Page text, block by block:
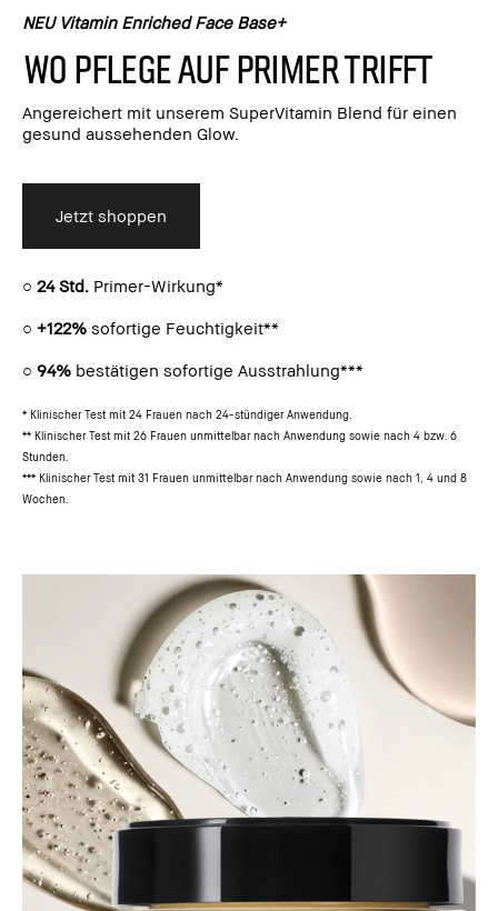
NEU Vitamin Enriched Face Base+
Wo Pflege auf Primer trifft
Angereichert mit unserem SuperVitamin Blend für einen
gesund aussehenden Glow.
Jetzt shoppen
○ 24 Std. Primer-Wirkung*
○ +122% sofortige Feuchtigkeit**
○ 94% bestätigen sofortige Ausstrahlung***
* Klinischer Test mit 24 Frauen nach 24-stündiger Anwendung.
** Klinischer Test mit 26 Frauen unmittelbar nach Anwendung sowie nach 4 bzw. 6
Stunden.
*** Klinischer Test mit 31 Frauen unmittelbar nach Anwendung sowie nach 1, 4 und 8
Wochen.